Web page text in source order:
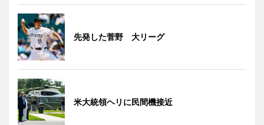
先発した菅野 大リーグ
米大統領ヘリに民間機接近